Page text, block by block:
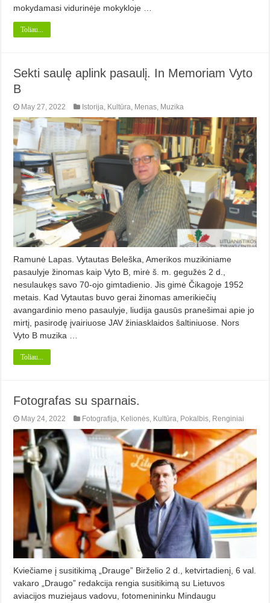
mokydamasi vidurinėje mokykloje …
Toliau...
Sekti saulę aplink pasaulį. In Memoriam Vyto
B
May 27, 2022 Istorija, Kultūra, Menas, Muzika
Ramunė Lapas. Vytautas Beleška, Amerikos mu­zi­kiniame
pasaulyje žinomas kaip Vy­to B, mirė š. m. gegužės 2 d.,
nesulaukęs savo 70-ojo gimtadienio. Jis gimė Či­kagoje 1952
metais. Kad Vytautas bu­vo gerai žinomas amerikiečių
avangardinio meno pasaulyje, liudija gau­sūs pranešimai apie jo
mirtį, pasiro­dę įvairiuose JAV žiniasklaidos šaltiniuose. Nors
Vyto B muzika …
Toliau...
Fotografas su sparnais.
May 24, 2022 Fotografija Kelionės Kultūra Pokalbis Renginiai
Kviečiame į susitikimą „Drauge” Birželio 2 d., ketvirtadienį, 6 val.
vakaro „Draugo” redakcija rengia susitikimą su Lietuvos
aviacijos muziejaus vadovu, fotomenininku Mindaugu